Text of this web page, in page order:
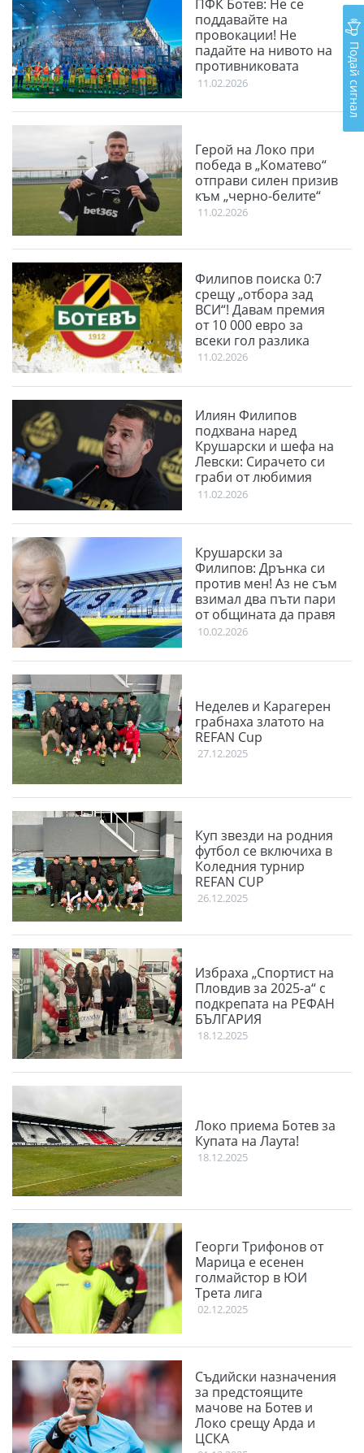
ПФК Ботев: Не се
поддавайте на
провокации! Не
падайте на нивото на
противниковата
публика
11.02.2026
Герой на Локо при
победа в „Коматево“
отправи силен призив
към „черно-белите“
11.02.2026
Филипов поиска 0:7
срещу „отбора зад
ВСИ“! Давам премия
от 10 000 евро за
всеки гол разлика
11.02.2026
Илиян Филипов
подхвана наред
Крушарски и шефа на
Левски: Сирачето си
граби от любимия
клуб
11.02.2026
Крушарски за
Филипов: Дрънка си
против мен! Аз не съм
взимал два пъти пари
от общината да правя
терен
10.02.2026
Неделев и Карагерен
грабнаха златото на
REFAN Cup
27.12.2025
Куп звезди на родния
футбол се включиха в
Коледния турнир
REFAN CUP
26.12.2025
Избраха „Спортист на
Пловдив за 2025-а“ с
подкрепата на РЕФАН
БЪЛГАРИЯ
18.12.2025
Локо приема Ботев за
Купата на Лаута!
18.12.2025
Георги Трифонов от
Марица е есенен
голмайстор в ЮИ
Трета лига
02.12.2025
Съдийски назначения
за предстоящите
мачове на Ботев и
Локо срещу Арда и
ЦСКА
Подай сигнал